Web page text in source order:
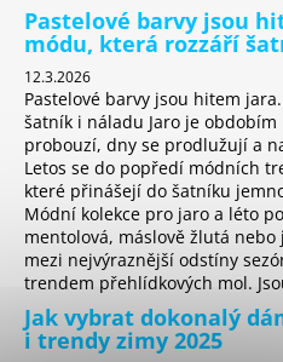
Pastelové barvy jsou
módu, která rozzáří
12.3.2026
Pastelové barvy jsou hitem
šatník i náladu Jaro je
probouzí, dny se prodlužují a
Letos se do popředí módních
které přinášejí do šatníku
Módní kolekce pro jaro a léto
mentolová, máslově žlutá
mezi nejvýraznější odstíny
trendem přehlídkových mol.
Jak vybrat dokonalý
i trendy zimy 2025